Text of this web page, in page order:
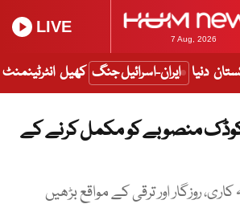
7 Aug, 2026
LIVE
دنیا ایران-اسرائیل جنگ کھیل انٹرٹینمنٹ
منصوبے کو مکمل کرنے کے
روزگار اور ترقی کے مواقع بڑھیں